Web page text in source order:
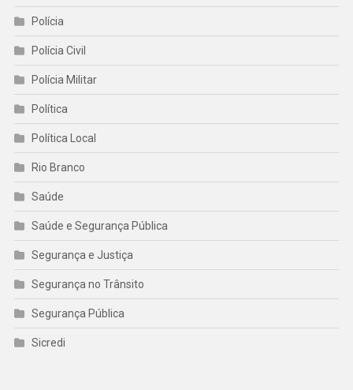
Polícia
Polícia Civil
Polícia Militar
Política
Política Local
Rio Branco
Saúde
Saúde e Segurança Pública
Segurança e Justiça
Segurança no Trânsito
Segurança Pública
Sicredi